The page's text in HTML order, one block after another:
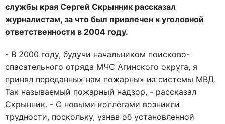
службы края Сергей Скрынник рассказал
журналистам, за что был привлечен к уголовной
ответственности в 2004 году.
- В 2000 году, будучи начальником поисково-
спасательного отряда МЧС Агинского округа, я
принял переданных нам пожарных из системы МВД.
Так называемый пожарный надзор, - рассказал
Скрынник. - С новыми коллегами возникли
трудности, поскольку, узнав об установленной